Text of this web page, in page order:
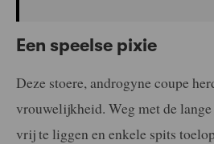
Een speelse pixie
Deze stoere, androgyne coupe
vrouwelijkheid. Weg met de
vrij te liggen en enkele spits